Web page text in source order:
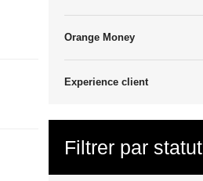
Orange Money
Experience client
Filtrer par statut